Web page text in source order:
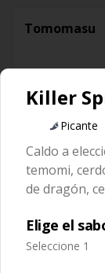
Tomomasu
Té
Killer
Picante
Caldo a
temomi,
de dragón,
Elige el
Seleccione 1